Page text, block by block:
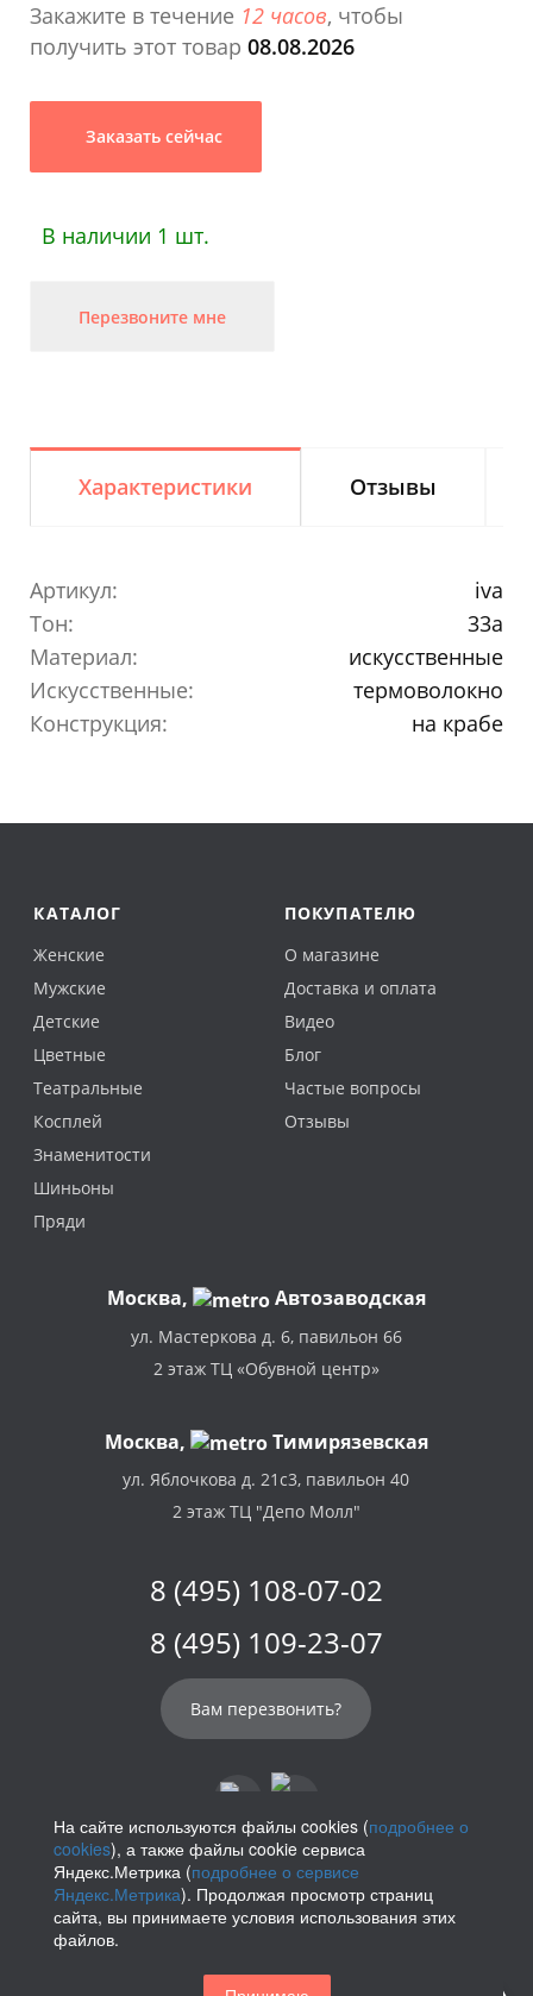
Закажите в течение 12 часов, чтобы
получить этот товар 08.08.2026
Заказать сейчас
В наличии 1 шт.
Перезвоните мне
Характеристики Отзывы
Артикул:
iva
Тон:
33a
Материал:
искусственные
Искусственные:
термоволокно
Конструкция:
на крабе
КАТАЛОГ
Женские
Мужские
Детские
Цветные
Театральные
Косплей
Знаменитости
Шиньоны
Пряди
ПОКУПАТЕЛЮ
О магазине
Доставка и оплата
Видео
Блог
Частые вопросы
Отзывы
Москва, Автозаводская
ул. Мастеркова д. 6, павильон 66
2 этаж ТЦ «Обувной центр»
Москва, Тимирязевская
ул. Яблочкова д. 21с3, павильон 40
2 этаж ТЦ "Депо Молл"
8 (495) 108-07-02
8 (495) 109-23-07
Вам перезвонить?
info@parikof.ru
Политика конфиденциальности
На сайте используются файлы cookies (подробнее о
cookies), а также файлы cookie сервиса
Яндекс.Метрика (подробнее о сервисе
Яндекс.Метрика). Продолжая просмотр страниц
сайта, вы принимаете условия использования этих
файлов.